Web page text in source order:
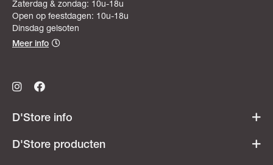
D'Store info
Werken bij D'Store
D'Store producten
Zaterdag & zondag: 10u-18u
Open op feestdagen: 10u-18u
Dinsdag gelsoten
Meer info